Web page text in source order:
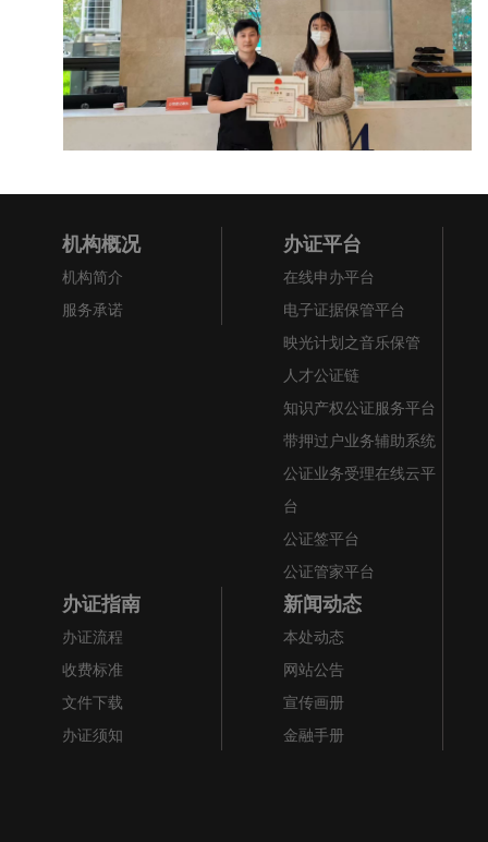
机构概况
机构简介
服务承诺
办证平台
在线申办平台
电子证据保管平台
映光计划之音乐保管
人才公证链
知识产权公证服务平台
带押过户业务辅助系统
公证业务受理在线云平
台
公证签平台
公证管家平台
办证指南
办证流程
收费标准
文件下载
办证须知
新闻动态
本处动态
网站公告
宣传画册
金融手册